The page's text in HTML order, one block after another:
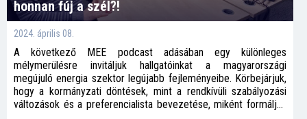
honnan fúj a szél?!
2024. április 08.
A következő MEE podcast adásában egy különleges
mélymerülésre invitáljuk hallgatóinkat a magyarországi
megújuló energia szektor legújabb fejleményeibe. Körbejárjuk,
hogy a kormányzati döntések, mint a rendkívüli szabályozási
változások és a preferencialista bevezetése, miként formálják